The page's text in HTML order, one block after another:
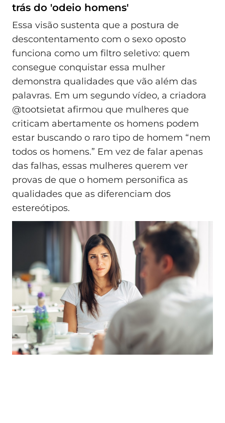
trás do 'odeio homens'
Essa visão sustenta que a postura de
descontentamento com o sexo oposto
funciona como um filtro seletivo: quem
consegue conquistar essa mulher
demonstra qualidades que vão além das
palavras. Em um segundo vídeo, a criadora
@tootsietat afirmou que mulheres que
criticam abertamente os homens podem
estar buscando o raro tipo de homem “nem
todos os homens.” Em vez de falar apenas
das falhas, essas mulheres querem ver
provas de que o homem personifica as
qualidades que as diferenciam dos
estereótipos.